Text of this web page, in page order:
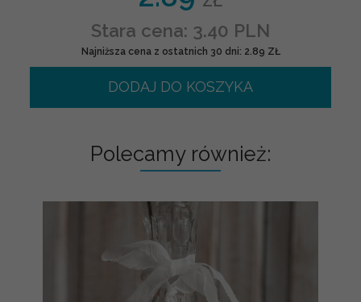
Stara cena: 3.40 PLN
Najniższa cena z ostatnich 30 dni: 2.89 ZŁ
DODAJ DO KOSZYKA
Polecamy również: